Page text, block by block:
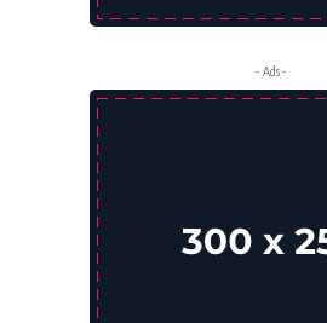
- Ads -